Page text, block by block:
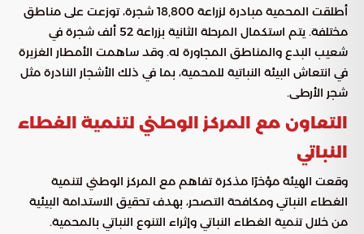
أطلقت المحمية مبادرة لزراعة 18,800 شجرة، توزعت على مناطق
مختلفة. يتم استكمال المرحلة الثانية بزراعة 52 ألف شجرة في
شعيب البدع والمناطق المجاورة له. وقد ساهمت الأمطار الغزيرة
في انتعاش البيئة النباتية للمحمية، بما في ذلك الأشجار النادرة مثل
شجر الأرطى.
التعاون مع المركز الوطني لتنمية الغطاء
النباتي
وقعت الهيئة مؤخرًا مذكرة تفاهم مع المركز الوطني لتنمية
الغطاء النباتي ومكافحة التصحر، بهدف تحقيق الاستدامة البيئية
من خلال تنمية الغطاء النباتي وإثراء التنوع النباتي بالمحمية.